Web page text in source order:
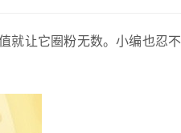
就让它圈粉无数。小编也忍不